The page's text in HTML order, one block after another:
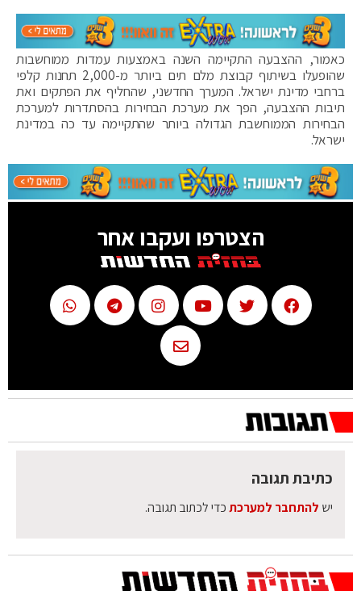
כאמור, ההצבעה התקיימה השנה באמצעות עמדות ממוחשבות
שהופעלו בשיתוף קבוצת מלם תים ביותר מ-2,000 תחנות קלפי
ברחבי מדינת ישראל. המערך החדשני, שהחליף את הפתקים ואת
תיבות ההצבעה, הפך את מערכת הבחירות בהסתדרות למערכת
הבחירות הממוחשבת הגדולה ביותר שהתקיימה עד כה במדינת
ישראל.
הצטרפו ועקבו אחר
כתיבת תגובה
יש להתחבר למערכתכדי לכתוב תגובה.